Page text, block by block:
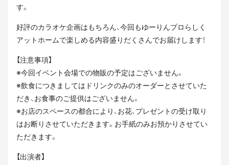
す。
好評のカラオケ企画はもちろん、今回もゆーりんプロらしく
アットホームで楽しめる内容盛りだくさんでお届けします！
【注意事項】
※今回イベント会場での物販の予定はございません。
※飲食につきましてはドリンクのみのオーダーとさせていた
だき、お食事のご提供はございません。
※お店のスペースの都合により、お花、プレゼントの受け取り
はお断りさせていただきます。お手紙のみお預かりさせてい
ただきます。
【出演者】